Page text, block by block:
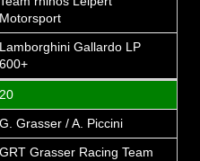
Motorsport
Lamborghini Gallardo LP
600+
20
G. Grasser / A. Piccini
GRT Grasser Racing Team